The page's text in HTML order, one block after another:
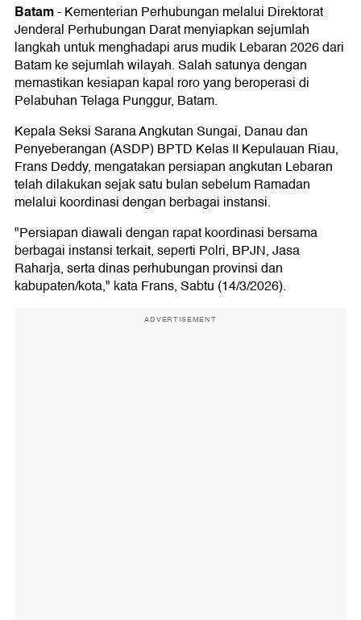
Batam-Kementerian Perhubungan melalui Direktorat
Jenderal Perhubungan Darat menyiapkan sejumlah
langkah untuk menghadapi arus mudik Lebaran 2026 dari
Batam ke sejumlah wilayah. Salah satunya dengan
memastikan kesiapan kapal roro yang beroperasi di
Pelabuhan Telaga Punggur, Batam.
Kepala Seksi Sarana Angkutan Sungai, Danau dan
Penyeberangan (ASDP) BPTD Kelas II Kepulauan Riau,
Frans Deddy, mengatakan persiapan angkutan Lebaran
telah dilakukan sejak satu bulan sebelum Ramadan
melalui koordinasi dengan berbagai instansi.
"Persiapan diawali dengan rapat koordinasi bersama
berbagai instansi terkait, seperti Polri, BPJN, Jasa
Raharja, serta dinas perhubungan provinsi dan
kabupaten/kota," kata Frans, Sabtu (14/3/2026).
ADVERTISEMENT